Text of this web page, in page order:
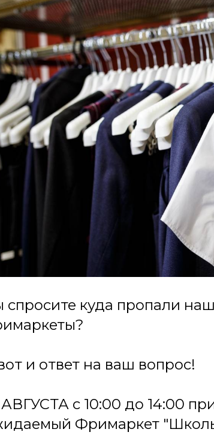
спросите куда пропали
и ответ на ваш вопрос!
АВГУСТА с 10:00 до 14:00
Фримаркет